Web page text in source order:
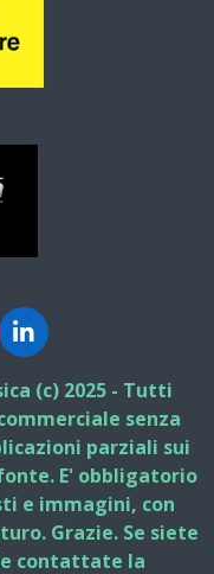
L
i
n
k
e
d
I
n
(c) 2025 - Tutti
senza
parziali sui
E' obbligatorio
e immagini, con
Grazie. Se siete
contattate la